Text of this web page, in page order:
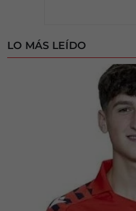
LO MÁS LEÍDO